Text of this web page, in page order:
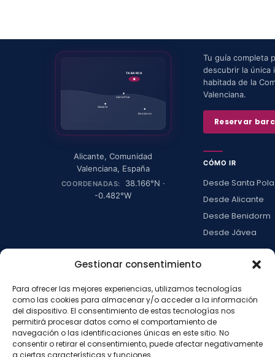
Gestionar consentimiento
Para ofrecer las mejores experiencias, utilizamos tecnologías
como las cookies para almacenar y/o acceder a la información
del dispositivo. El consentimiento de estas tecnologías nos
permitirá procesar datos como el comportamiento de
navegación o las identificaciones únicas en este sitio. No
consentir o retirar el consentimiento, puede afectar negativamente
a ciertas características y funciones.
TABARCA
Santa Pola
Alicante
Benidorm
Alicante,Comunidad
Valenciana, España
COORDENADAS: 38.166°N ·
-0.482°W
Tu guía completa
descubrir la única
habitada de la
Valenciana.
Reservar
CÓMO IR
Desde Santa Pola
Desde Alicante
Desde Benidorm
Desde Jávea
LA ISLA
Actividades
Blog
Con niños